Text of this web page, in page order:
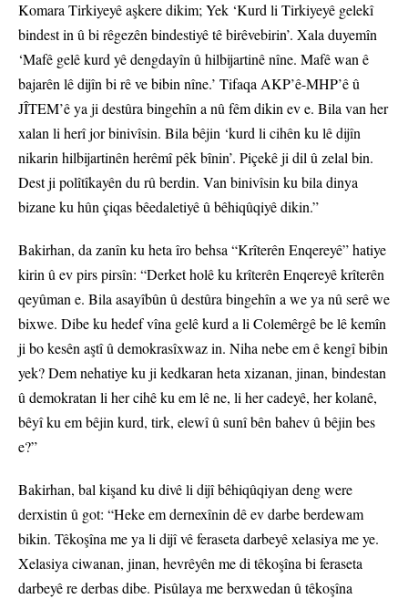
Komara Tirkiyeyê aşkere dikim; Yek ‘Kurd li Tirkiyeyê gelekî
bindest in û bi rêgezên bindestiyê tê birêvebirin’. Xala duyemîn
‘Mafê gelê kurd yê dengdayîn û hilbijartinê nîne. Mafê wan ê
bajarên lê dijîn bi rê ve bibin nîne.’ Tifaqa AKP’ê-MHP’ê û
JÎTEM’ê ya ji destûra bingehîn a nû fêm dikin ev e. Bila van her
xalan li herî jor binivîsin. Bila bêjin ‘kurd li cihên ku lê dijîn
nikarin hilbijartinên herêmî pêk bînin’. Piçekê ji dil û zelal bin.
Dest ji polîtîkayên du rû berdin. Van binivîsin ku bila dinya
bizane ku hûn çiqas bêedaletiyê û bêhiqûqiyê dikin.”
Bakirhan, da zanîn ku heta îro behsa “Krîterên Enqereyê” hatiye
kirin û ev pirs pirsîn: “Derket holê ku krîterên Enqereyê krîterên
qeyûman e. Bila asayîbûn û destûra bingehîn a we ya nû serê we
bixwe. Dibe ku hedef vîna gelê kurd a li Colemêrgê be lê kemîn
ji bo kesên aştî û demokrasîxwaz in. Niha nebe em ê kengî bibin
yek? Dem nehatiye ku ji kedkaran heta xizanan, jinan, bindestan
û demokratan li her cihê ku em lê ne, li her cadeyê, her kolanê,
bêyî ku em bêjin kurd, tirk, elewî û sunî bên bahev û bêjin bes
e?”
Bakirhan, bal kişand ku divê li dijî bêhiqûqiyan deng were
derxistin û got: “Heke em dernexînin dê ev darbe berdewam
bikin. Têkoşîna me ya li dijî vê feraseta darbeyê xelasiya me ye.
Xelasiya ciwanan, jinan, hevrêyên me di têkoşîna bi feraseta
darbeyê re derbas dibe. Pisûlaya me berxwedan û têkoşîna